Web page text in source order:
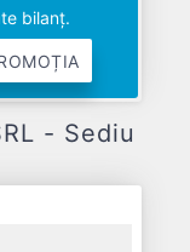
bilanț.
- Sediu